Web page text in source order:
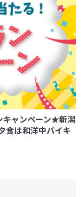
キャンペーン★新潟
は和洋中バイキ